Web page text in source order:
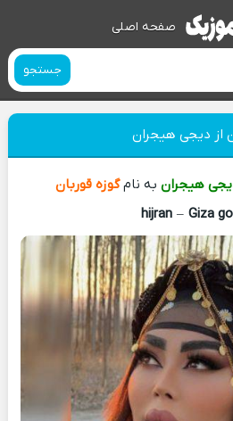
صفحه اصلی
جستجو
از دیجی هیجران
هیجران به نامگوزه قوربان
hijran – Giza